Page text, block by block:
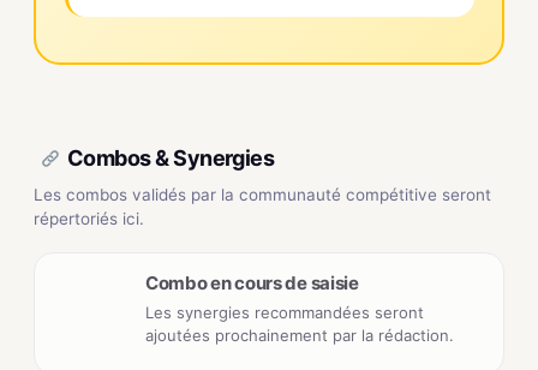
Combos & Synergies
Les combos validés par la communauté compétitive seront
répertoriés ici.
Combo en cours de saisie
Les synergies recommandées seront
ajoutées prochainement par la rédaction.